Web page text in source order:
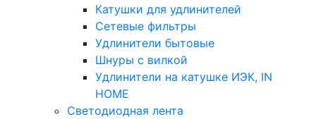
Катушки для удлинителей
Сетевые фильтры
Удлинители бытовые
Шнуры с вилкой
Удлинители на катушке ИЭК, IN
HOME
Светодиодная лента